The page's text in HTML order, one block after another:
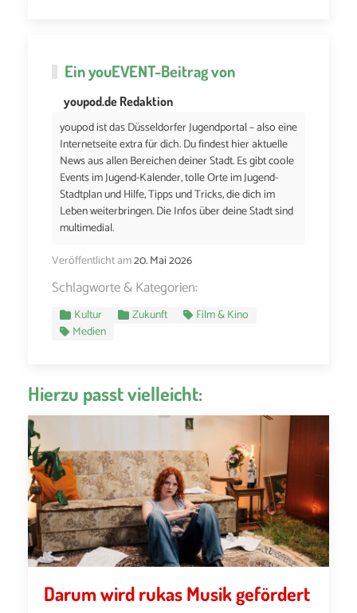
EinyouEVENT-Beitrag von
youpod.de Redaktion
youpod ist das Düsseldorfer Jugendportal – also eine
Internetseite extra für dich. Du findest hier aktuelle
News aus allen Bereichen deiner Stadt. Es gibt coole
Events im Jugend-Kalender, tolle Orte im Jugend-
Stadtplan und Hilfe, Tipps und Tricks, die dich im
Leben weiterbringen. Die Infos über deine Stadt sind
multimedial.
Veröffentlicht am20. Mai 2026
Schlagworte & Kategorien:
Kultur Zukunft
Film & Kino
Medien
Hierzu passt vielleicht:
Darum wird rukas Musik gefördert